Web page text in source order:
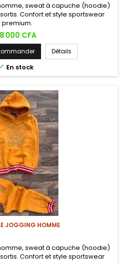
sweat à capuche (hoodie)
Confort et style sportswear
premium.
000 CFA
Détails
En stock
JOGGING HOMME
sweat à capuche (hoodie)
Confort et style sportswear